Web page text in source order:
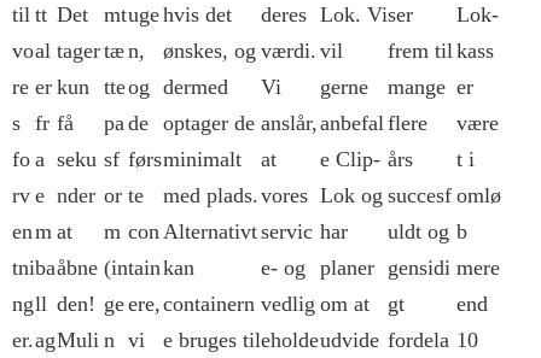
til
vo
re
s
fo
rv
en
tni
ng
er.
tt
al
er
fr
a
e
m
ba
ll
ag
Det
tager
kun
få
seku
nder
at
åbne
den!
Muli
mt
tæ
tte
pa
sf
or
m
(in
ge
n
uge
n,
og
de
førs
te
con
tain
ere,
vi
hvis det
ønskes, og
dermed
optager de
minimalt
med plads.
Alternativt
kan
containern
e bruges til
deres
værdi.
Vi
anslår,
at
vores
servic
e- og
vedlig
eholde
Lok. Vi
vil
gerne
anbefal
e Clip-
Lok og
har
planer
om at
udvide
ser
frem til
mange
flere
års
succesf
uldt og
gensidi
gt
fordela
Lok-
kass
er
være
t i
omlø
b
mere
end
10